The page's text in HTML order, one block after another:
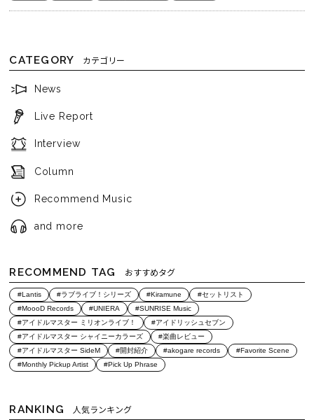
CATEGORY カテゴリー
News
Live Report
Interview
Column
Recommend Music
and more
RECOMMEND TAG おすすめタグ
#Lantis #ラブライブ！シリーズ #Kiramune
#セットリスト
#MoooD Records
#UNIERA
#SUNRISE Music
#アイドルマスター ミリオンライブ！
#アイドリッシュセブン
#アイドルマスター シャイニーカラーズ
#楽曲レビュー
#アイドルマスター SideM
#開封紹介 #akogare records
#Favorite Scene
#Monthly Pickup Artist
#Pick Up Phrase
RANKING 人気ランキング